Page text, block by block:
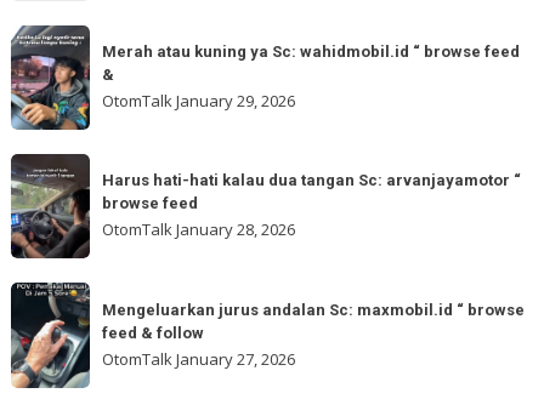
&
follow
otw
🌬
🌬
Sc:
“
browse
feed
Merah
atau
kuning
ya
Sc:
wahidmobil.id
“
browse
Merah atau kuning ya Sc: wahidmobil.id “ browse feed
&
OtomTalkJanuary 29, 2026
Harus
hati-
hati
kalau
dua
tangan
Sc:
arvanjayamotor
Harus hati-hati kalau dua tangan Sc: arvanjayamotor “
browse feed
OtomTalkJanuary 28, 2026
Mengeluarkan
jurus
andalan
Sc:
Mengeluarkan jurus andalan Sc: maxmobil.id “ browse
feed & follow
OtomTalkJanuary 27, 2026